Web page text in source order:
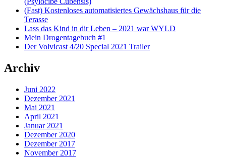
(Fast) Kostenloses automatisiertes Gewächshaus für die
Terasse
Lass das Kind in dir Leben – 2021 war WYLD
Mein Drogentagebuch #1
Der Volvicast 4/20 Special 2021 Trailer
Archiv
Juni 2022
Dezember 2021
Mai 2021
April 2021
Januar 2021
Dezember 2020
Dezember 2017
November 2017